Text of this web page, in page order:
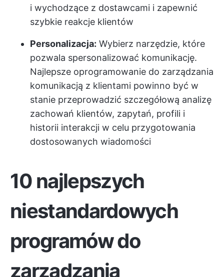
i wychodzące z dostawcami i zapewnić
szybkie reakcje klientów
Personalizacja: Wybierz narzędzie, które
pozwala spersonalizować komunikację.
Najlepsze oprogramowanie do zarządzania
komunikacją z klientami powinno być w
stanie przeprowadzić szczegółową analizę
zachowań klientów, zapytań, profili i
historii interakcji w celu przygotowania
dostosowanych wiadomości
10 najlepszych
niestandardowych
programów do
zarządzania